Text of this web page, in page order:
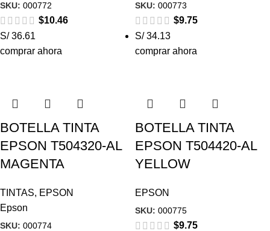
SKU: 000772
$10.46
S/ 36.61
comprar ahora
SKU: 000773
$9.75
S/ 34.13
comprar ahora
BOTELLA TINTA
EPSON T504320-AL
MAGENTA
TINTAS, EPSON
Epson
SKU: 000774
BOTELLA TINTA
EPSON T504420-AL
YELLOW
EPSON
SKU: 000775
$9.75